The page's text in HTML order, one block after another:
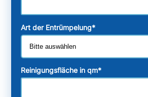
Art der Entrümpelung*
Reinigungsfläche in qm*